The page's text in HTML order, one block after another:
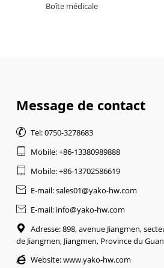
Boîte médicale
Message de contact
 Tel: 0750-3278683
 Mobile: +86-13380989888
 Mobile: +86-13702586619
 E-mail: sales01@yako-hw.com
 E-mail: info@yako-hw.com

Adresse: 898, avenue Jiangmen,
de Jiangmen, Jiangmen, Province du
 Website:www.yako-hw.com